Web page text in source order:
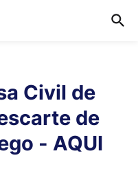
Civil de
de
- AQUI